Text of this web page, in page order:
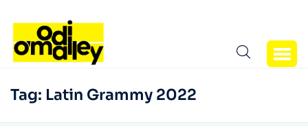
Tag: Latin Grammy 2022